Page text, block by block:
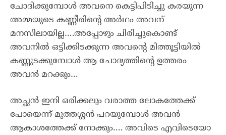
ചോദിക്കുമ്പോൾ അവനെ കെട്ടിപിടിച്ചു കരയുന്ന
അമ്മയുടെ കണ്ണീരിന്റെ അർഥം അവന്
മനസിലായില്ല….അപ്പോഴും ചിരിച്ചുകൊണ്ട്
അവനിൽ ഒട്ടിക്കിടക്കുന്ന അവന്റെ മിത്തൂട്ടിയിൽ
കണ്ണുടക്കുമ്പോൾ ആ ചോദ്യത്തിന്റെ ഉത്തരം
അവൻ മറക്കും…
അച്ഛൻ ഇനി ഒരിക്കലും വരാത്ത ലോകത്തേക്ക്
പോയെന്ന് മുത്തശ്ശൻ പറയുമ്പോൾ അവൻ
ആകാശത്തേക്ക് നോക്കും…. അവിടെ എവിടെയോ